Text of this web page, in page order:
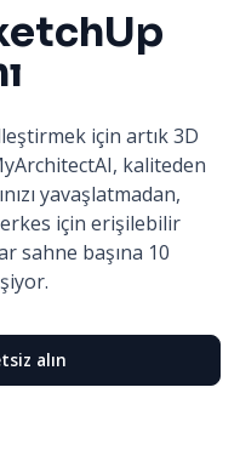
için artık 3D
kaliteden
yavaşlatmadan,
için erişilebilir
sahne başına 10
alın